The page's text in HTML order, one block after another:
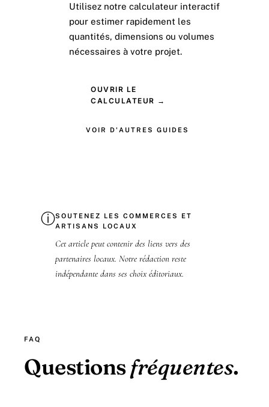
Utilisez notre calculateur interactif
pour estimer rapidement les
quantités, dimensions ou volumes
nécessaires à votre projet.
OUVRIR LE
CALCULATEUR →
VOIR D'AUTRES GUIDES
ⓘSOUTENEZ LES COMMERCES ET
ARTISANS LOCAUX
Cet article peut contenir des liens vers des
partenaires locaux. Notre rédaction reste
indépendante dans ses choix éditoriaux.
FAQ
Questionsfréquentes.